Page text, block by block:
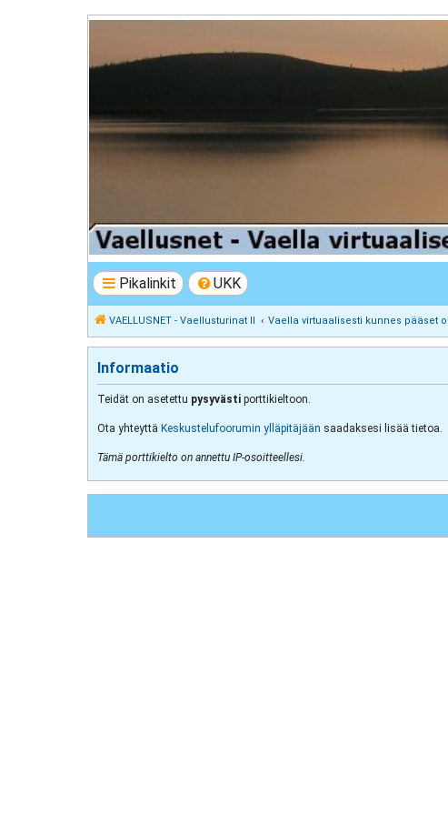
VAELLUSNET - Vaellusturinat II
Keskustelua vaeltamisesta ja Lapista
Pikalinkit UKK
VAELLUSNET - Vaellusturinat II Vaella virtuaalisesti kunnes pääset
Informaatio
Teidät on asetettu pysyvästi porttikieltoon.
Ota yhteyttä Keskustelufoorumin ylläpitäjään saadaksesi lisää tietoa.
Tämä porttikielto on annettu IP-osoitteellesi.